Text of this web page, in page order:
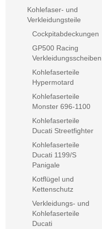
Kohlefaser- und
Verkleidungsteile
Cockpitabdeckungen
GP500 Racing
Verkleidungsscheiben
Kohlefaserteile
Hypermotard
Kohlefaserteile
Monster 696-1100
Kohlefaserteile
Ducati Streetfighter
Kohlefaserteile
Ducati 1199/S
Panigale
Kotflügel und
Kettenschutz
Verkleidungs- und
Kohlefaserteile
Ducati